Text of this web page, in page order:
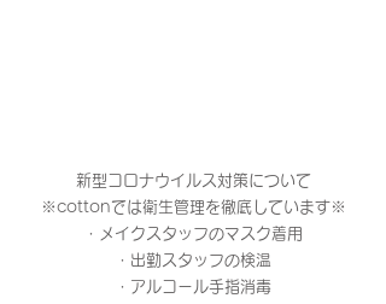
新型コロナウイルス対策について
※cottonでは衛生管理を徹底しています※
・メイクスタッフのマスク着用
・出勤スタッフの検温
・アルコール手指消毒